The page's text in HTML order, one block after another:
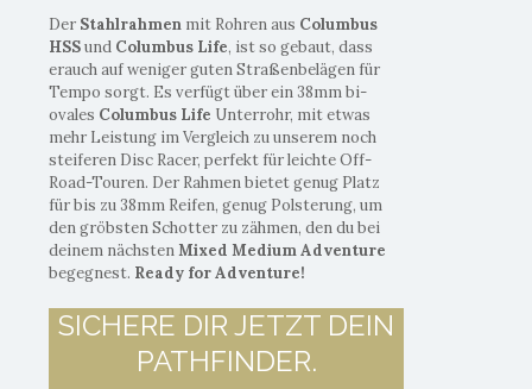
Der Stahlrahmen mit Rohren aus Columbus
HSSund Columbus Life, ist so gebaut, dass
erauch auf weniger guten Straßenbelägen für
Tempo sorgt. Es verfügt über ein 38mm bi-
ovales Columbus Life Unterrohr, mit etwas
mehr Leistung im Vergleich zu unserem noch
steiferen Disc Racer, perfekt für leichte Off-
Road-Touren. Der Rahmen bietet genug Platz
für bis zu 38mm Reifen, genug Polsterung, um
den gröbsten Schotter zu zähmen, den du bei
deinem nächstenMixed Medium Adventure
begegnest. Ready for Adventure!
SICHERE DIR JETZT DEIN
PATHFINDER.